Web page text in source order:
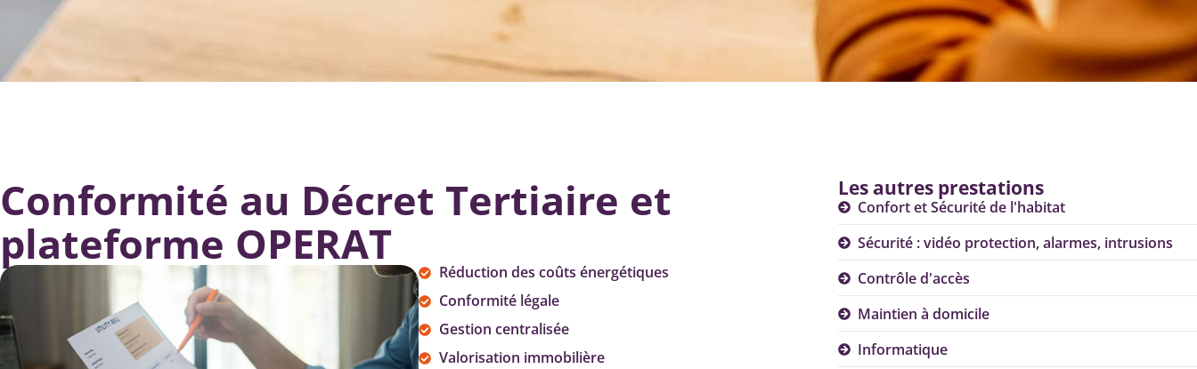
Conformité au Décret Tertiaire et
plateforme OPERAT
Réduction des coûts énergétiques
Conformité légale
Gestion centralisée
Valorisation immobilière
Les autres prestations
Confort et Sécurité de l'habitat
Sécurité : vidéo protection, alarmes, intrusions
Contrôle d'accès
Maintien à domicile
Informatique